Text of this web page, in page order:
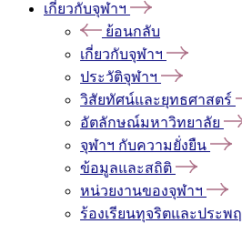
เกี่ยวกับจุฬาฯ
ย้อนกลับ
เกี่ยวกับจุฬาฯ
ประวัติจุฬาฯ
วิสัยทัศน์และยุทธศาสตร์
อัตลักษณ์มหาวิทยาลัย
จุฬาฯ กับความยั่งยืน
ข้อมูลและสถิติ
หน่วยงานของจุฬาฯ
ร้องเรียนทุจริตและประพ